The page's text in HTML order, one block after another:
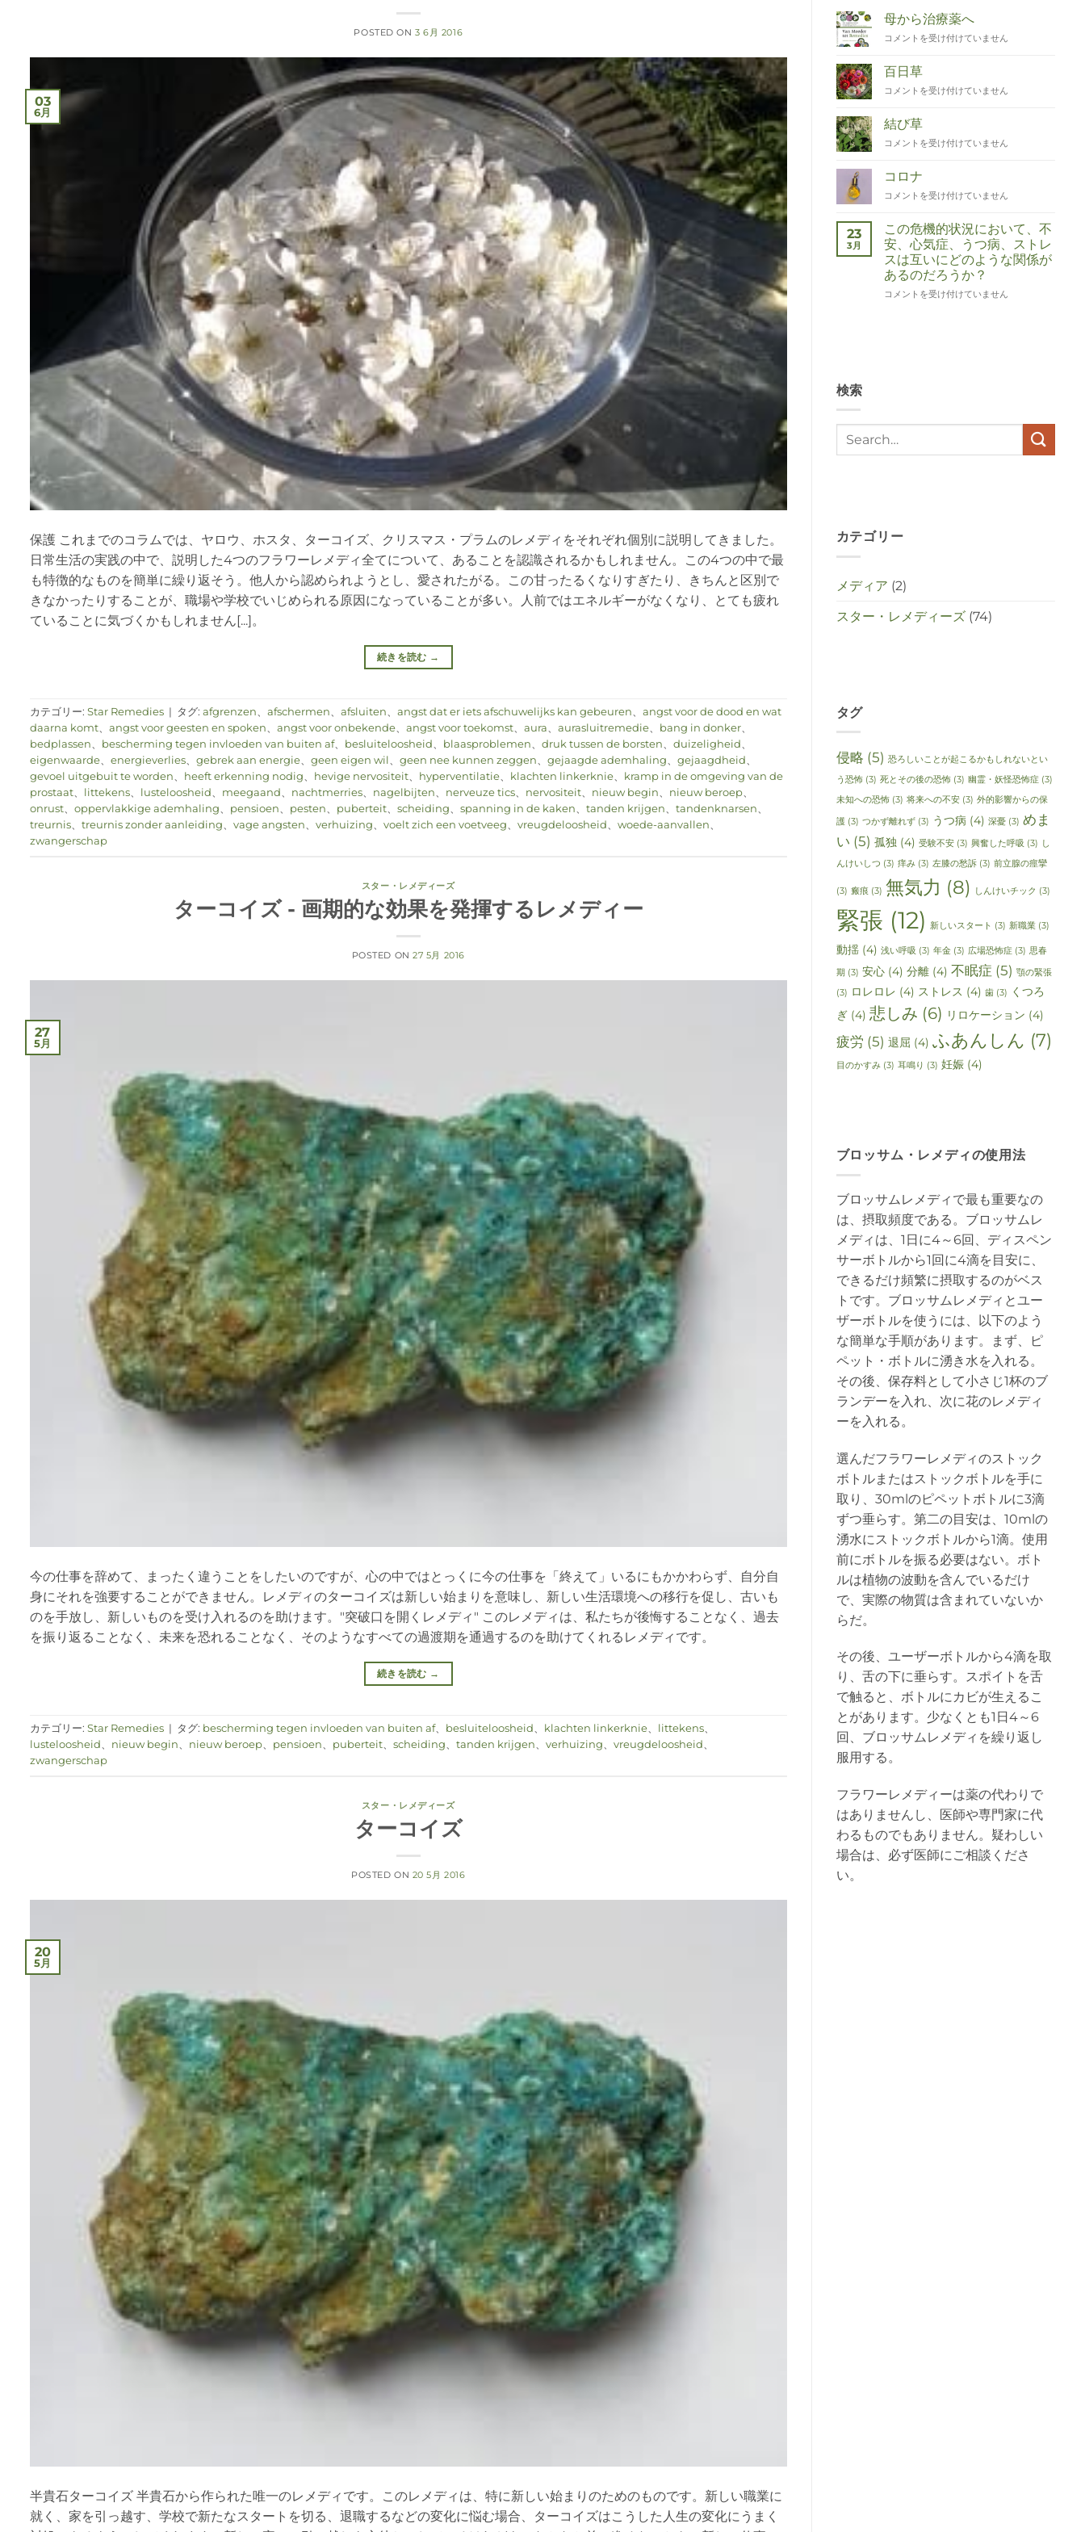
POSTED ON3 6月 2016
03
6月
保護 これまでのコラムでは、ヤロウ、ホスタ、ターコイズ、クリスマス・プラムのレメディをそれぞれ個別に説明してきました。
日常生活の実践の中で、説明した4つのフラワーレメディ全てについて、あることを認識されるかもしれません。この4つの中で最
も特徴的なものを簡単に繰り返そう。他人から認められようとし、愛されたがる。この甘ったるくなりすぎたり、きちんと区別で
きなかったりすることが、職場や学校でいじめられる原因になっていることが多い。人前ではエネルギーがなくなり、とても疲れ
ていることに気づくかもしれません[...]。
続きを読む →
カテゴリー: Star Remedies | タグ: afgrenzen、 afschermen、 afsluiten、 angst dat er iets afschuwelijks kan gebeuren、 angst voor de dood en wat
daarna komt、 angst voor geesten en spoken、 angst voor onbekende、 angst voor toekomst、 aura、 aurasluitremedie、 bang in donker、
bedplassen、 bescherming tegen invloeden van buiten af、 besluiteloosheid、 blaasproblemen、 druk tussen de borsten、 duizeligheid、
eigenwaarde、 energieverlies、 gebrek aan energie、 geen eigen wil 、 geen nee kunnen zeggen、 gejaagde ademhaling、 gejaagdheid、
gevoel uitgebuit te worden、 heeft erkenning nodig、 hevige nervositeit、 hyperventilatie、 klachten linkerknie、 kramp in de omgeving van de
prostaat、 littekens、 lusteloosheid、 meegaand、 nachtmerries、 nagelbijten、 nerveuze tics、 nervositeit、 nieuw begin、 nieuw beroep、
onrust、 oppervlakkige ademhaling、 pensioen、 pesten、 puberteit、 scheiding、 spanning in de kaken、 tanden krijgen、 tandenknarsen、
treurnis、 treurnis zonder aanleiding、 vage angsten、 verhuizing、 voelt zich een voetveeg、 vreugdeloosheid、 woede-aanvallen、
zwangerschap
スター・レメディーズ
ターコイズ - 画期的な効果を発揮するレメディー
POSTED ON27 5月 2016
27
5月
今の仕事を辞めて、まったく違うことをしたいのですが、心の中ではとっくに今の仕事を「終えて」いるにもかかわらず、自分自
身にそれを強要することができません。レメディのターコイズは新しい始まりを意味し、新しい生活環境への移行を促し、古いも
のを手放し、新しいものを受け入れるのを助けます。"突破口を開くレメディ" このレメディは、私たちが後悔することなく、過去
を振り返ることなく、未来を恐れることなく、そのようなすべての過渡期を通過するのを助けてくれるレメディです。
続きを読む →
カテゴリー: Star Remedies | タグ: bescherming tegen invloeden van buiten af、 besluiteloosheid、 klachten linkerknie、 littekens、
lusteloosheid、 nieuw begin、 nieuw beroep、 pensioen、 puberteit、 scheiding、 tanden krijgen、 verhuizing、 vreugdeloosheid、
zwangerschap
スター・レメディーズ
ターコイズ
POSTED ON 20 5月 2016
20
5月
半貴石ターコイズ 半貴石から作られた唯一のレメディです。このレメディは、特に新しい始まりのためのものです。新しい職業に
就く、家を引っ越す、学校で新たなスタートを切る、退職するなどの変化に悩む場合、ターコイズはこうした人生の変化にうまく
母から治療薬へ
Van
tot
Remedies
は
コメントを受け付けていません
百日草
Zinnia
コメントを受け付けていません
結び草
Duizendknoop
コメントを受け付けていません
コロナ
Corona
コメントを受け付けていません
23
3月
この危機的状況において、不
安、心気症、うつ病、ストレ
スは互いにどのような関係が
あるのだろうか？
Wat
in
deze
コメントを受け付けていません
検索
カテゴリー
メディア (2)
スター・レメディーズ(74)
タグ
侵略 (5) 恐ろしいことが起こるかもしれないとい
う恐怖(3) 死とその後の恐怖(3) 幽霊・妖怪恐怖症(3)
未知への恐怖(3) 将来への不安(3) 外的影響からの保
護(3) つかず離れず(3) うつ病 (4) 深憂(3) めま
い (5) 孤独 (4) 受験不安(3) 興奮した呼吸 (3) し
んけいしつ (3) 痒み(3) 左膝の愁訴(3) 前立腺の痙攣
(3) 瘢痕 (3) 無気力 (8) しんけいチック (3)
緊張 (12) 新しいスタート (3) 新職業(3)
動揺(4) 浅い呼吸 (3) 年金(3) 広場恐怖症(3) 思春
期 (3) 安心(4) 分離(4) 不眠症 (5) 顎の緊張
(3) ロレロレ (4) ストレス (4) 歯(3)
くつろ
ぎ(4) 悲しみ (6) リロケーション (4)
疲労 (5) 退屈 (4) ふあんしん (7)
目のかすみ(3) 耳鳴り (3) 妊娠(4)
ブロッサム・レメディの使用法
ブロッサムレメディで最も重要なの
は、摂取頻度である。ブロッサムレ
メディは、1日に4～6回、ディスペン
サーボトルから1回に4滴を目安に、
できるだけ頻繁に摂取するのがベス
トです。ブロッサムレメディとユー
ザーボトルを使うには、以下のよう
な簡単な手順があります。まず、ピ
ペット・ボトルに湧き水を入れる。
その後、保存料として小さじ1杯のブ
ランデーを入れ、次に花のレメディ
ーを入れる。
選んだフラワーレメディのストック
ボトルまたはストックボトルを手に
取り、30mlのピペットボトルに3滴
ずつ垂らす。第二の目安は、10mlの
湧水にストックボトルから1滴。使用
前にボトルを振る必要はない。ボト
ルは植物の波動を含んでいるだけ
で、実際の物質は含まれていないか
らだ。
その後、ユーザーボトルから4滴を取
り、舌の下に垂らす。スポイトを舌
で触ると、ボトルにカビが生えるこ
とがあります。少なくとも1日4～6
回、ブロッサムレメディを繰り返し
服用する。
フラワーレメディーは薬の代わりで
はありませんし、医師や専門家に代
わるものでもありません。疑わしい
場合は、必ず医師にご相談くださ
い。